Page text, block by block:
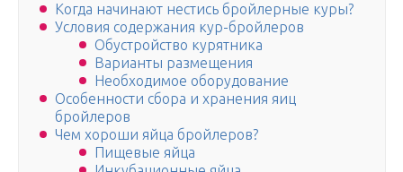
Когда начинают нестись бройлерные куры?
Условия содержания кур-бройлеров
Обустройство курятника
Варианты размещения
Необходимое оборудование
Особенности сбора и хранения яиц
бройлеров
Чем хороши яйца бройлеров?
Пищевые яйца